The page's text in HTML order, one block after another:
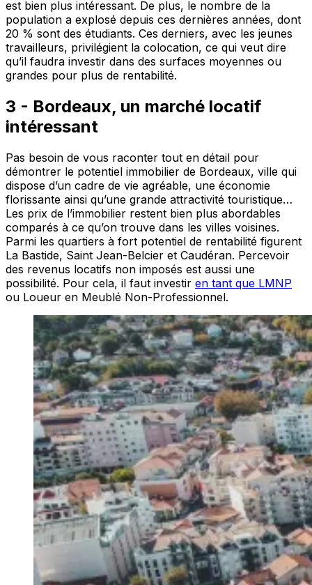
est bien plus intéressant. De plus, le nombre de la
population a explosé depuis ces dernières années, dont
20 % sont des étudiants. Ces derniers, avec les jeunes
travailleurs, privilégient la colocation, ce qui veut dire
qu’il faudra investir dans des surfaces moyennes ou
grandes pour plus de rentabilité.
3 - Bordeaux, un marché locatif
intéressant
Pas besoin de vous raconter tout en détail pour
démontrer le potentiel immobilier de Bordeaux, ville qui
dispose d’un cadre de vie agréable, une économie
florissante ainsi qu’une grande attractivité touristique…
Les prix de l’immobilier restent bien plus abordables
comparés à ce qu’on trouve dans les villes voisines.
Parmi les quartiers à fort potentiel de rentabilité figurent
La Bastide, Saint Jean-Belcier et Caudéran. Percevoir
des revenus locatifs non imposés est aussi une
possibilité. Pour cela, il faut investir en tant que LMNP
ou Loueur en Meublé Non-Professionnel.